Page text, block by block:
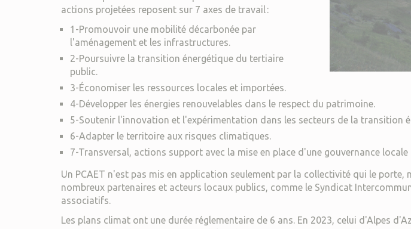
actions projetées reposent sur 7 axes de travail :
1-Promouvoir une mobilité décarbonée par
l'aménagement et les infrastructures.
2-Poursuivre la transition énergétique du tertiaire
public.
3-Économiser les ressources locales et importées.
4-Développer les énergies renouvelables dans le respect du patrimoine.
5-Soutenir l'innovation et l'expérimentation dans les secteurs de la transition
6-Adapter le territoire aux risques climatiques.
7-Transversal, actions support avec la mise en place d'une gouvernance
Un PCAET n'est pas mis en application seulement par la collectivité qui le porte,
nombreux partenaires et acteurs locaux publics, comme le Syndicat
associatifs.
Les plans climat ont une durée réglementaire de 6 ans. En 2023, celui d'Alpes